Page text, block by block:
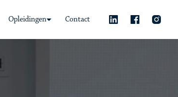
Opleidingen Contact